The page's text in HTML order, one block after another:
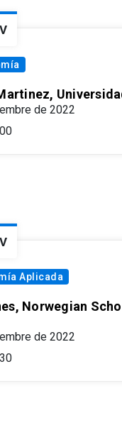
de 2022
Aplicada
Norwegian
de 2022